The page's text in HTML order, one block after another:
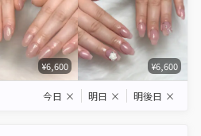
¥6,600 ¥6,600
今日 × 明日 × 明後日 ×